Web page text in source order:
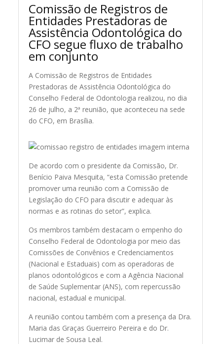
Comissão de Registros de
Entidades Prestadoras de
Assistência Odontológica do
CFO segue fluxo de trabalho
em conjunto
A Comissão de Registros de Entidades
Prestadoras de Assistência Odontológica do
Conselho Federal de Odontologia realizou, no dia
26 de julho, a 2ª reunião, que aconteceu na sede
do CFO, em Brasília.
De acordo com o presidente da Comissão, Dr.
Benício Paiva Mesquita, “esta Comissão pretende
promover uma reunião com a Comissão de
Legislação do CFO para discutir e adequar às
normas e as rotinas do setor”, explica.
Os membros também destacam o empenho do
Conselho Federal de Odontologia por meio das
Comissões de Convênios e Credenciamentos
(Nacional e Estaduais) com as operadoras de
planos odontológicos e com a Agência Nacional
de Saúde Suplementar (ANS), com repercussão
nacional, estadual e municipal.
A reunião contou também com a presença da Dra.
Maria das Graças Guerreiro Pereira e do Dr.
Lucimar de Sousa Leal.